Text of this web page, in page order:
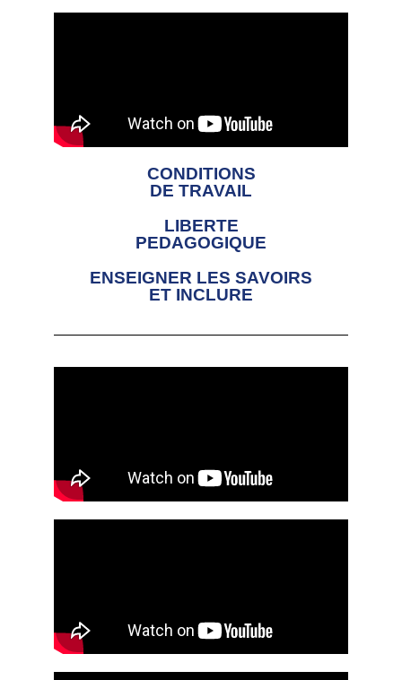
CONDITIONS
DE TRAVAIL
LIBERTE
PEDAGOGIQUE
ENSEIGNER LES SAVOIRS
ET INCLURE